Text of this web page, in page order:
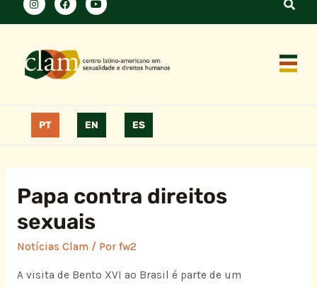
PT EN ES
Papa contra direitos
sexuais
Notícias Clam/ Por fw2
A visita de Bento XVI ao Brasil é parte de um